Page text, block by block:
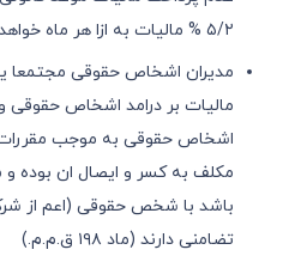
٥/٢ % مالیات به ازا هر ماه خواهد بود (ماد ١٩٠ اصلاحی ١/١/٧٢ ).
مدیران اشخاص حقوقی مجتمعا
مالیات بر درامد اشخاص حقوقی
اشخاص حقوقی به موجب مقررات
مکلف به کسر و ایصال ان بوده و
باشد با شخص حقوقی (اعم از
تضامنی دارند (ماد ١٩٨ ق.م.م.)